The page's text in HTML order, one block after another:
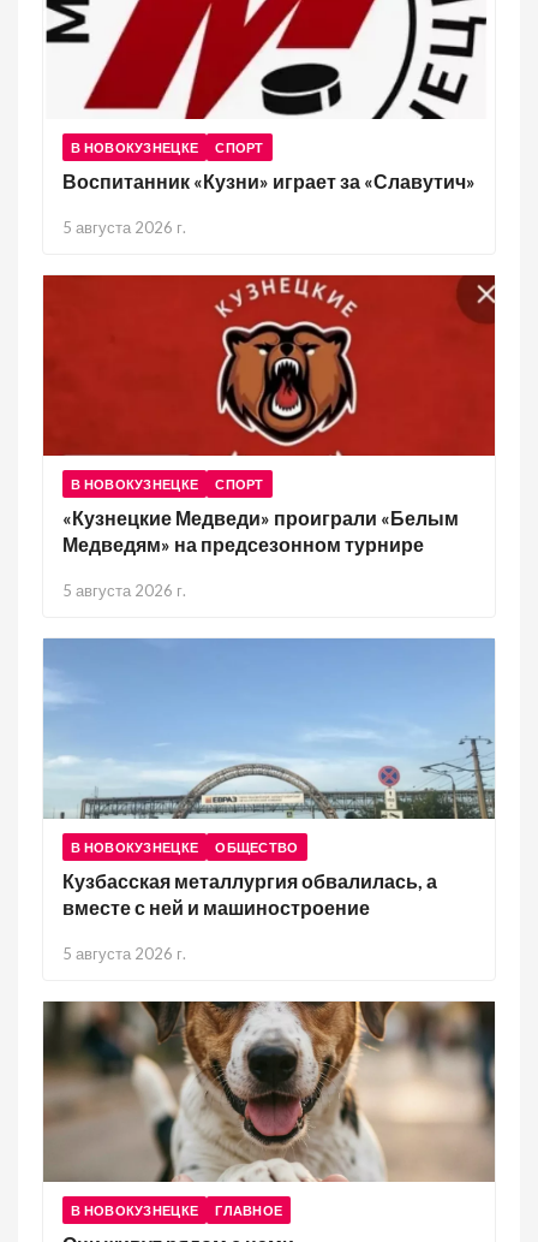
В НОВОКУЗНЕЦКЕ СПОРТ
Воспитанник «Кузни» играет за «Славутич»
5 августа 2026 г.
В НОВОКУЗНЕЦКЕ СПОРТ
«Кузнецкие Медведи» проиграли «Белым
Медведям» на предсезонном турнире
5 августа 2026 г.
В НОВОКУЗНЕЦКЕ ОБЩЕСТВО
Кузбасская металлургия обвалилась, а
вместе с ней и машиностроение
5 августа 2026 г.
В НОВОКУЗНЕЦКЕ ГЛАВНОЕ